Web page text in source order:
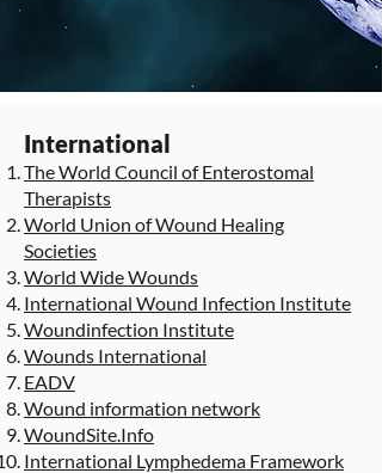
International
The World Council of Enterostomal
Therapists
World Union of Wound Healing
Societies
World Wide Wounds
International Wound Infection Institute
Woundinfection Institute
Wounds International
EADV
Wound information network
WoundSite.Info
International Lymphedema Framework